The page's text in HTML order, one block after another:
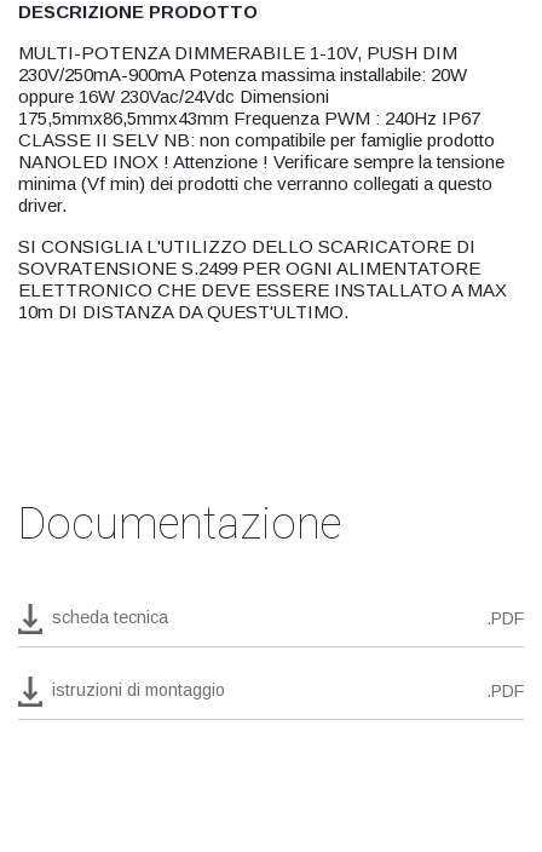
DESCRIZIONE PRODOTTO
MULTI-POTENZA DIMMERABILE 1-10V, PUSH DIM
230V/250mA-900mA Potenza massima installabile: 20W
oppure 16W 230Vac/24Vdc Dimensioni
175,5mmx86,5mmx43mm Frequenza PWM : 240Hz IP67
CLASSE II SELV NB: non compatibile per famiglie prodotto
NANOLED INOX ! Attenzione ! Verificare sempre la tensione
minima (Vf min) dei prodotti che verranno collegati a questo
driver.
SI CONSIGLIA L'UTILIZZO DELLO SCARICATORE DI
SOVRATENSIONE S.2499 PER OGNI ALIMENTATORE
ELETTRONICO CHE DEVE ESSERE INSTALLATO A MAX
10m DI DISTANZA DA QUEST'ULTIMO.
Documentazione
scheda tecnica .PDF
istruzioni di montaggio .PDF